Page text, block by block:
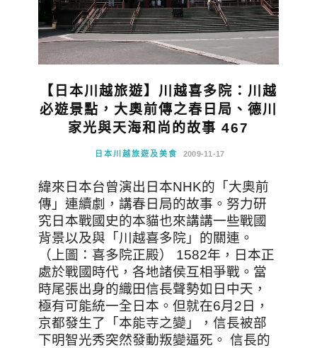
【日本川越旅遊】川越喜多院：川越
必遊景點，大奧前傳之春日局、德川
家光與天海和尚的故事 467
日本川越旅遊及美食 2009-11-17
緯來日本台曾演出日本NHK的「大奧前
傳」連續劇，講春日局的故事。努力研
究日本戰國史的本貓也來講講一些戰國
背景以及與「川越喜多院」的關連。
（上圖：喜多院正殿） 1582年，日本正
處於戰國時代，各地諸侯互相爭戰。當
時尾張出身的織田信長聲勢如日中天，
極有可能統一全日本。但就在6月2日，
京都發生了「本能寺之變」，信長被部
下明智光秀突然發動叛變逼死。 信長的